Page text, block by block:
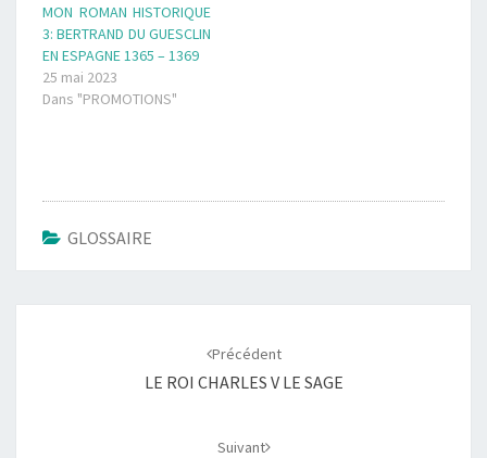
MON ROMAN HISTORIQUE
3: BERTRAND DU GUESCLIN
EN ESPAGNE 1365 – 1369
25 mai 2023
Dans "PROMOTIONS"
GLOSSAIRE
Précédent
LE ROI CHARLES V LE SAGE
Suivant